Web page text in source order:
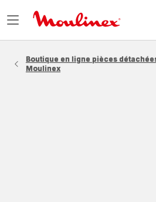
Ouvrir
Boutique en ligne pièces
Moulinex